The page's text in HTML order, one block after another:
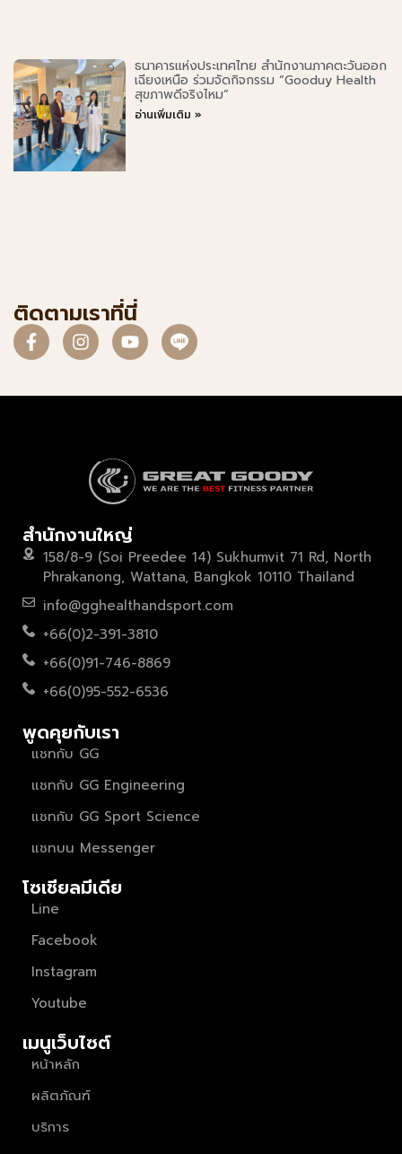
ธนาคารแห่งประเทศไทย สำนักงานภาคตะวันออก
เฉียงเหนือ ร่วมจัดกิจกรรม “Gooduy Health
สุขภาพดีจริงไหม”
อ่านเพิ่มเติม »
ติดตามเราที่นี่
สำนักงานใหญ่
158/8-9 (Soi Preedee 14) Sukhumvit 71 Rd, North
Phrakanong, Wattana, Bangkok 10110 Thailand
info@gghealthandsport.com
+66(0)2-391-3810
+66(0)91-746-8869
+66(0)95-552-6536
พูดคุยกับเรา
แชทกับ GG
แชทกับ GG Engineering
แชทกับ GG Sport Science
แชทบน Messenger
โซเชียลมีเดีย
Line
Facebook
Instagram
Youtube
เมนูเว็บไซต์
หน้าหลัก
ผลิตภัณฑ์
บริการ